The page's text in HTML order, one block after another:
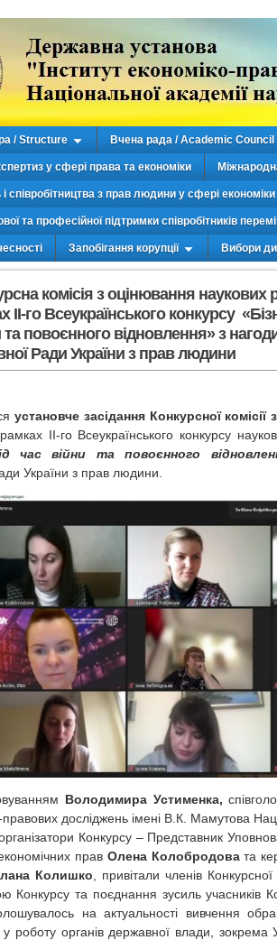
/ Structure Вчена рада / Academic Council
у сфері права та економіки
співробітництва з прав людини у сфері економіки
та професійної підтримки співробітників
Запобігання корупції Вибори
комісія з оцінювання наукових
го Всеукраїнського конкурсу
повоєнного відновлення» з
Ради України з прав людини
установче засідання Конкурсної
ІІ-го Всеукраїнського конкурсу
час війни та повоєнного
України з прав людини.
Володимира Устименка,
правових досліджень імені В.К. Мамутова
Конкурсу – Представник
правОлена Колобродовата
Колишко , привітали членів
Конкурсу та поєднання зусиль учасників
на актуальності вивчення
у роботу органів державної влади,